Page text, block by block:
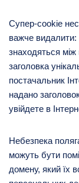
Супер-cookie
важче видалити:
знаходяться
заголовка
постачальник
надано
увійдете в
Небезпека
можуть бути
домену, який їх